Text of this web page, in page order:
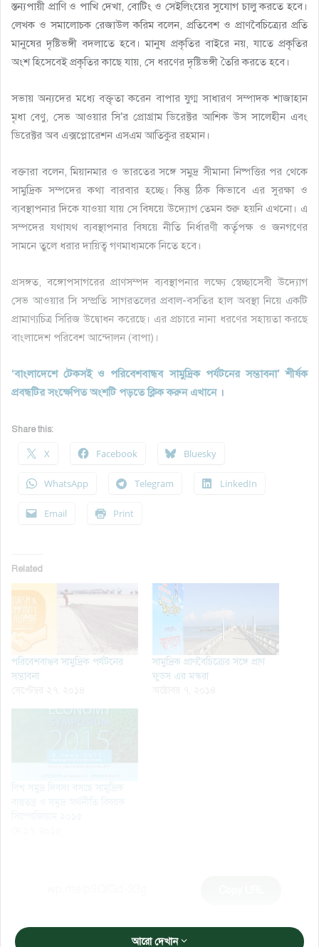
স্তন্যপায়ী প্রাণি ও পাখি দেখা, বোটিং ও সেইলিংয়ের সুযোগ চালু করতে হবে।
লেখক ও সমালোচক রেজাউল করিম বলেন, প্রতিবেশ ও প্রাণবৈচিত্র্যের প্রতি
মানুষের দৃষ্টিভঙ্গী বদলাতে হবে। মানুষ প্রকৃতির বাইরে নয়, যাতে প্রকৃতির
অংশ হিসেবেই প্রকৃতির কাছে যায়, সে ধরণের দৃষ্টিভঙ্গী তৈরি করতে হবে।
সভায় অন্যদের মধ্যে বক্তৃতা করেন বাপার যুগ্ম সাধারণ সম্পাদক শাজাহান
মৃধা বেণু, সেভ আওয়ার সি’র প্রোগ্রাম ডিরেক্টর আশিক উস সালেহীন এবং
ডিরেক্টর অব এক্সপ্লোরেশন এসএম আতিকুর রহমান।
বক্তারা বলেন, মিয়ানমার ও ভারতের সঙ্গে সমুদ্র সীমানা নিষ্পত্তির পর থেকে
সামুদ্রিক সম্পদের কথা বারবার হচ্ছে। কিন্তু ঠিক কিভাবে এর সুরক্ষা ও
ব্যবস্থাপনার দিকে যাওয়া যায় সে বিষয়ে উদ্যোগ তেমন শুরু হয়নি এখনো। এ
সম্পদের যথাযথ ব্যবস্থাপনার বিষয়ে নীতি নির্ধারণী কর্তৃপক্ষ ও জনগণের
সামনে তুলে ধরার দায়িত্ব গণমাধ্যমকে নিতে হবে।
প্রসঙ্গত, বঙ্গোপসাগরের প্রাণসম্পদ ব্যবস্থাপনার লক্ষ্যে স্বেচ্ছাসেবী উদ্যোগ
সেভ আওয়ার সি সম্প্রতি সাগরতলের প্রবাল-বসতির হাল অব্স্থা নিয়ে একটি
প্রামাণ্যচিত্র সিরিজ উদ্বোধন করেছে। এর প্রচারে নানা ধরণের সহায়তা করছে
বাংলাদেশ পরিবেশ আন্দোলন (বাপা)।
‘বাংলাদেশে টেকসই ও পরিবেশবান্ধব সামুদ্রিক পর্যটনের সম্ভাবনা’ শীর্ষক
প্রবন্ধটির সংক্ষেপিত অংশটি পড়তে ক্লিক করুন এখানে।
Share this:
X Facebook Bluesky
WhatsApp Telegram LinkedIn
Email Print
Related
পরিবেশবান্ধব সামুদ্রিক পর্যটনের
সম্ভাবনা
সামুদ্রিক প্রাণবৈচিত্র্যের সঙ্গে প্রাণ
ফুডস এর মস্করা
আরো দেখান